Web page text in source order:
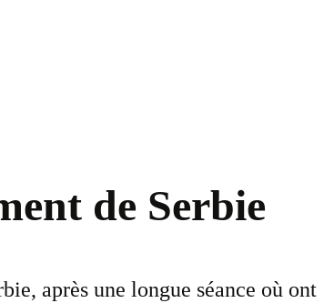
de Serbie
après une longue séance où ont